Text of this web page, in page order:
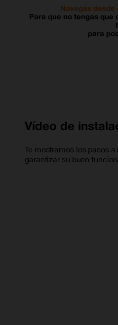
Navegas
Para que no tengas
para
Vídeo de
Te mostramos los pasos
garantizar su buen